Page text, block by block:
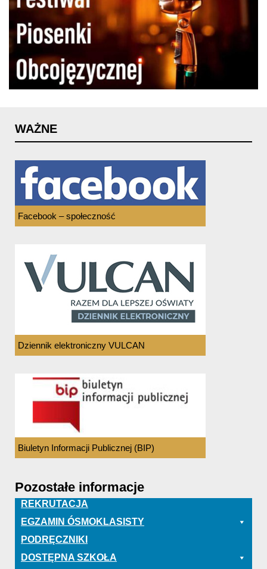
WAŻNE
Facebook – społeczność
Dziennik elektroniczny VULCAN
Biuletyn Informacji Publicznej (BIP)
Pozostałe informacje
REKRUTACJA
EGZAMIN ÓSMOKLASISTY
PODRĘCZNIKI
DOSTĘPNA SZKOŁA